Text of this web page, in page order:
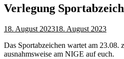
Verlegung
18. August 202318. August 2023
Das Sportabzeichen wartet am 23.08.
ausnahmsweise am NIGE auf euch.